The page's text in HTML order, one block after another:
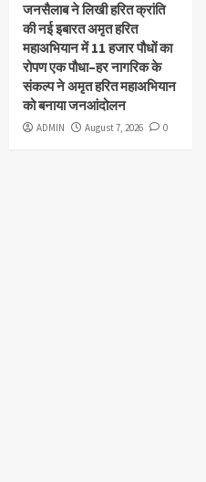
जनसैलाब ने लिखी हरित क्रांति
की नई इबारत अमृत हरित
महाअभियान में 11 हजार पौधों का
रोपण एक पौधा–हर नागरिक के
संकल्प ने अमृत हरित महाअभियान
को बनाया जनआंदोलन
ADMIN August 7, 2026 0